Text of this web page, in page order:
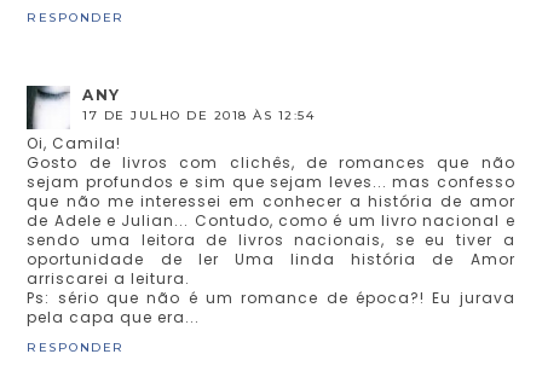
RESPONDER
ANY
17 DE JULHO DE 2018 ÀS 12:54
Oi, Camila!
Gosto de livros com clichês, de romances que não
sejam profundos e sim que sejam leves... mas confesso
que não me interessei em conhecer a história de amor
de Adele e Julian... Contudo, como é um livro nacional e
sendo uma leitora de livros nacionais, se eu tiver a
oportunidade de ler Uma linda história de Amor
arriscarei a leitura.
Ps: sério que não é um romance de época?! Eu jurava
pela capa que era...
RESPONDER